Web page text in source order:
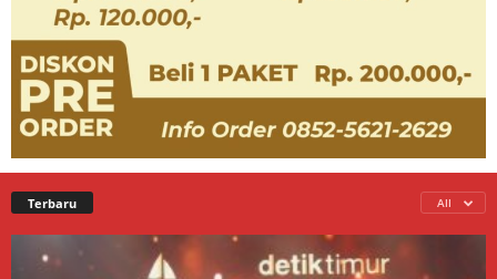
Terbaru All